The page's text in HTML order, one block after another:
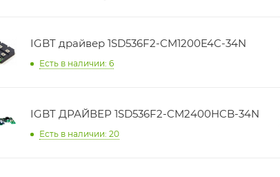
IGBT драйвер 1SD536F2-CM1200E4C-34N
Есть в наличии: 6
IGBT ДРАЙВЕР 1SD536F2-CM2400HCB-34N
Есть в наличии: 20